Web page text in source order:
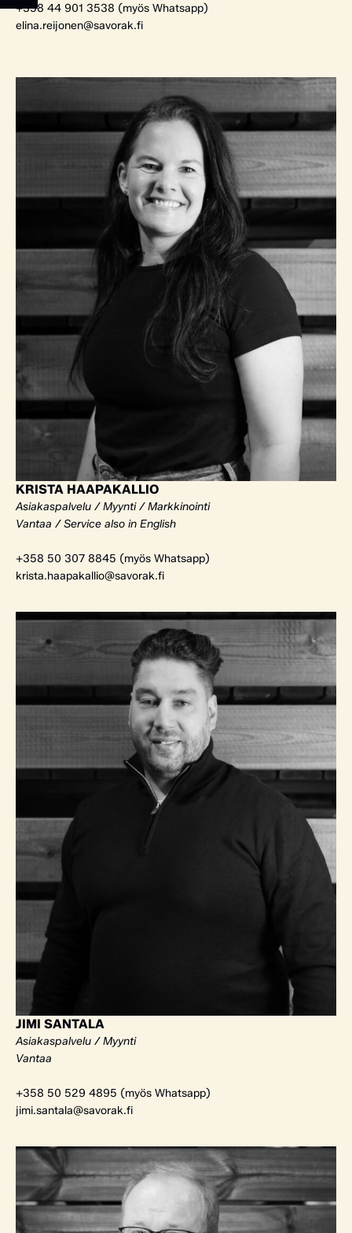
+358 44 901 3538 (myös Whatsapp)
elina.reijonen@savorak.fi
KRISTA HAAPAKALLIO
Asiakaspalvelu / Myynti / Markkinointi
Vantaa / Service also in English
+358 50 307 8845 (myös Whatsapp)
krista.haapakallio@savorak.fi
JIMI SANTALA
Asiakaspalvelu / Myynti
Vantaa
+358 50 529 4895 (myös Whatsapp)
jimi.santala@savorak.fi